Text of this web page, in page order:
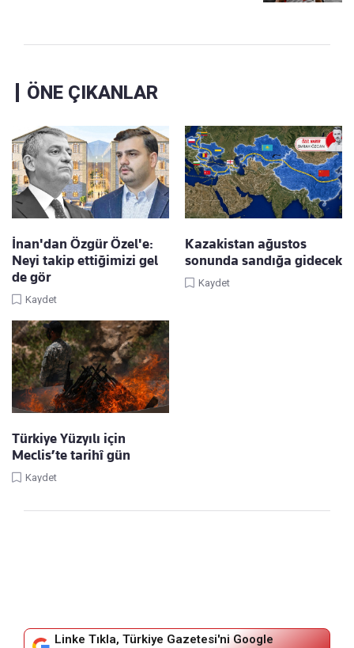
ÖNE ÇIKANLAR
İnan'dan Özgür Özel'e:
Neyi takip ettiğimizi gel
de gör
Kaydet
Kazakistan ağustos
sonunda sandığa gidecek
Kaydet
Türkiye Yüzyılı için
Meclis’te tarihî gün
Kaydet
Linke Tıkla, Türkiye Gazetesi'ni Google